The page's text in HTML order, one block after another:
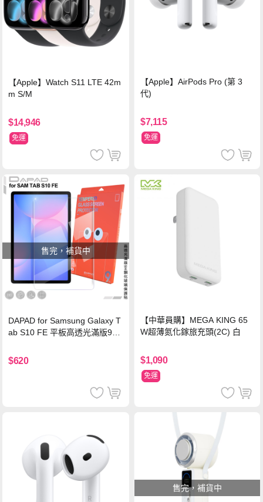
【Apple】Watch S11 LTE 42m
m S/M
$14,946
免運
【Apple】AirPods Pro (第 3
代)
$7,115
免運
售完，補貨中
DAPAD for Samsung Galaxy T
ab S10 FE 平板高透光滿版9H
$620
【中華員購】MEGA KING 65
W超薄氮化鎵旅充頭(2C) 白
$1,090
免運
售完，補貨中